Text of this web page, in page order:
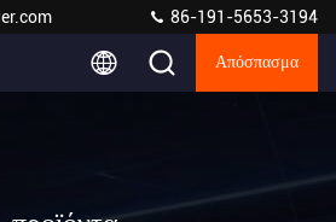
86-191-5653-3194
Απόσπασμα